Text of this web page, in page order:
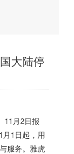
大陆停
11月2日报
月1日起，用
服务。雅虎